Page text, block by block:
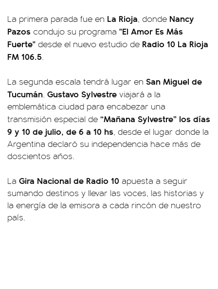
La primera parada fue en La Rioja, donde Nancy
Pazos condujo su programa "El Amor Es Más
Fuerte" desde el nuevo estudio de Radio 10 La Rioja
FM 106.5.
La segunda escala tendrá lugar en San Miguel de
Tucumán. Gustavo Sylvestre viajará a la
emblemática ciudad para encabezar una
transmisión especial de “Mañana Sylvestre” los días
9 y 10 de julio, de 6 a 10 hs, desde el lugar donde la
Argentina declaró su independencia hace más de
doscientos años.
La Gira Nacional de Radio 10 apuesta a seguir
sumando destinos y llevar las voces, las historias y
la energía de la emisora a cada rincón de nuestro
país.